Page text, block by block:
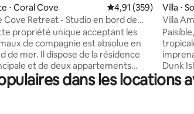
⋅ Coral Cove Évaluation moyenne
4,91 (359)
Cove Retreat - Studio en bord de
acceptant les animaux
propriété unique acceptant les
de compagnie est absolue en
de mer. Il dispose de la résidence
et de deux appartements
entièrement indépendants. Nos
managers Jan et Steve et
Villa ⋅
Villa
Dunk
vous
maison
dans les locations